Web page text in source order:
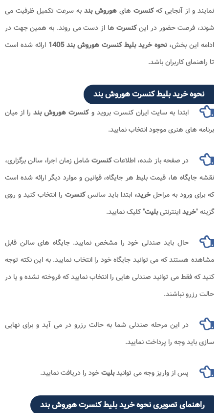
نمایند و از آنجایی کهکنسرت های هوروش بند​ به سرعت تکمیل ظرفیت می
شوند، فرصت حضور در اینکنسرت ها از دست می روند. به همین جهت در
ادامه این بخش،نحوه خرید بلیط کنسرت هوروش بند​ 1405 ارائه شده است
تا راهنمای کاربران باشد.
نحوه خرید بلیط کنسرت هوروش بند​
ابتدا به سایت ایران کنسرت بروید وکنسرت هوروش بند​ را از میان
برنامه های هنری موجود انتخاب نمایید.
در صفحه باز شده، اطلاعاتکنسرتشامل زمان اجرا، سالن برگزاری،
نقشه جایگاه ها، قیمت بلیط هر جایگاه، قوانین و موارد دیگر ارائه شده است
که برای ورود به مراحلخرید، ابتدا باید سانسکنسرت را انتخاب کنید و روی
گزینه "خریداینترنتیبلیت" کلیک نمایید.
حال باید صندلی خود را مشخص نمایید. جایگاه های سالن قابل
مشاهده هستند که می توانید جایگاه خود را انتخاب نمایید. به این نکته توجه
کنید که فقط می توانید صندلی هایی را انتخاب نمایید که فروخته نشده و یا در
حالت رزرو نباشند.
در این مرحله صندلی شما به حالت رزرو در می آید و برای نهایی
سازی باید وجه را پرداخت نمایید.
پس از واریز وجه می توانیدبلیتخود را دریافت نمایید.
راهنمای تصویری نحوه خرید بلیط کنسرت هوروش بند